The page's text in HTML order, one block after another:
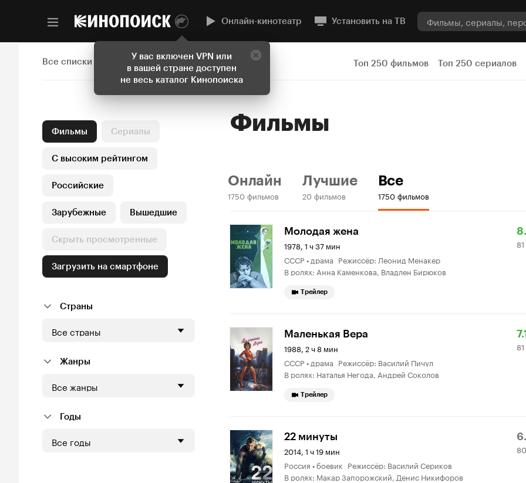
У вас включен VPN или
в вашей стране доступен
не весь каталог Кинопоиска
Онлайн-кинотеатр Установить на ТВ
Все списки Топ 250 фильмов Топ 250 сериалов
Фильмы Сериалы
С высоким рейтингом
Российские
Зарубежные Вышедшие
Скрыть просмотренные
Загрузить на смартфоне
Страны
Все страны
Жанры
Все жанры
Годы
Все годы
Фильмы
Онлайн
1750 фильмов
Лучшие
20 фильмов
Все
1750 фильмов
Молодая жена
1978, 1 ч 37 мин
СССР • драма Режиссёр: Леонид Менакер
В ролях: Анна Каменкова, Владлен Бирюков
81
Трейлер
Маленькая Вера
1988, 2 ч 8 мин
СССР • драма Режиссёр: Василий Пичул
В ролях: Наталья Негода, Андрей Соколов
81
Трейлер
22 минуты
2014, 1 ч 19 мин
Россия • боевик Режиссёр: Василий Сериков
В ролях: Макар Запорожский, Денис Никифоров